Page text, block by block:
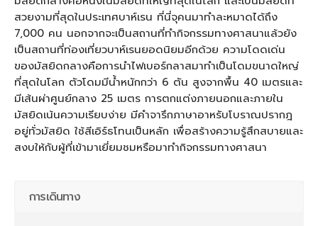
สวยงามที่สุดในประเทศบาห์เรน ที่นี่จุคนมาทำละหมาดได้ถึง
7,000 คน นอกจากจะเป็นสถานที่ทำกิจกรรมทางศาสนาแล้วยัง
เป็นสถานที่ท่องเที่ยวบาห์เรนยอดนิยมอีกด้วย ความโดดเด่น
ของมัสยิดกลางคือการนำไฟเบอร์กลาสมาทำเป็นโดมขนาดใหญ่
ที่สุดในโลก ตัวโดมมีน้ำหนักกว่า 6 ตัน สูงจากพื้น 40 เมตรและ
มีเส้นผ่าศูนย์กลาง 25 เมตร การตกแต่งภายนอกและภายใน
มัสยิดเน้นความเรียบง่าย มีคำจารึกภาษาอาหรับโบราณปรากฎ
อยู่ทั่วมัสยิด ใช้สีเอิร์ธโทนเป็นหลัก เพื่อสร้างความรู้สึกสบายและ
สงบให้กับผู้ที่เข้ามาเยี่ยมชมหรือมาทำกิจกรรมทางศาสนา
การเดินทาง